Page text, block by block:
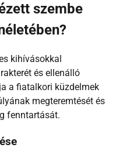
szembe
kihívásokkal
és ellenálló
a fiatalkori küzdelmek
megteremtését és
fenntartását.